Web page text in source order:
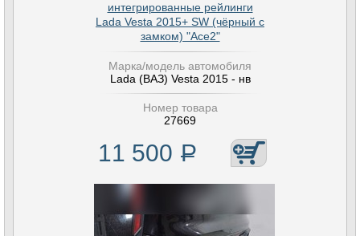
интегрированные рейлинги
Lada Vesta 2015+ SW (чёрный с
замком) "Ace2"
Марка/модель автомобиля
Lada (ВАЗ) Vesta 2015 - нв
Номер товара
27669
11 500 Р